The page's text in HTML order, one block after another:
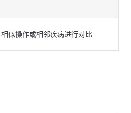
似操作或相邻疾病进行对比